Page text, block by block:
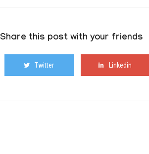
Share this post with your friends
Twitter Linkedin